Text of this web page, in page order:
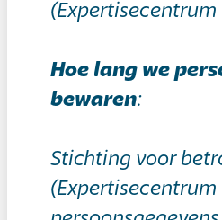
(Expertisecentrum
Hoe lang we
bewaren:
Stichting voor
(Expertisecentrum